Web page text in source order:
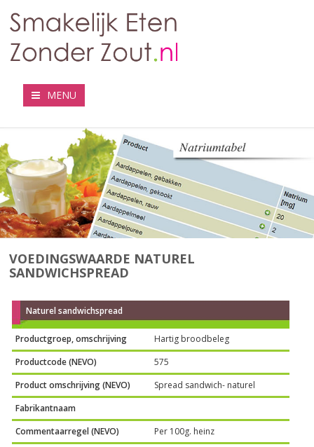
MENU
VOEDINGSWAARDE NATUREL
SANDWICHSPREAD
Naturel sandwichspread
Productgroep, omschrijving
Hartig broodbeleg
Productcode (NEVO)
575
Product omschrijving (NEVO)
Spread sandwich- naturel
Fabrikantnaam
Commentaarregel (NEVO)
Per 100g. heinz